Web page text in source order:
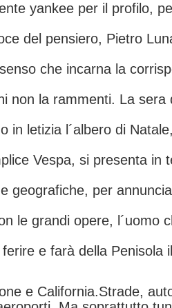
yankee per il profilo,
del pensiero, Pietro
che incarna la
non la rammenti. La
in letizia l´albero di
Vespa, si presenta in
geografiche, per
le grandi opere, l´uomo
ferire e farà della Penisola
e California.Strade,